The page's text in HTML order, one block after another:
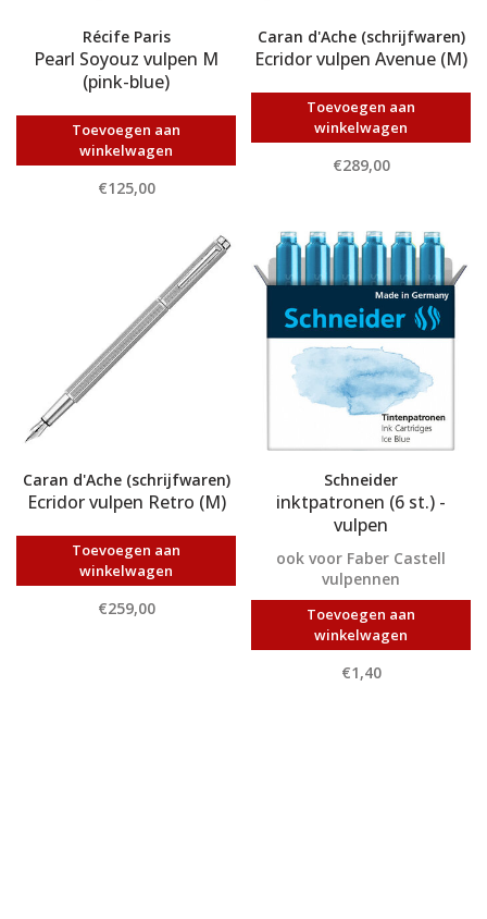
Récife Paris
Pearl Soyouz vulpen M
(pink-blue)
Toevoegen aan
winkelwagen
€125,00
Caran d'Ache (schrijfwaren)
Ecridor vulpen Avenue (M)
Toevoegen aan
winkelwagen
€289,00
Caran d'Ache (schrijfwaren)
Ecridor vulpen Retro (M)
Toevoegen aan
winkelwagen
€259,00
Schneider
inktpatronen (6 st.) -
vulpen
ook voor Faber Castell
vulpennen
Toevoegen aan
winkelwagen
€1,40